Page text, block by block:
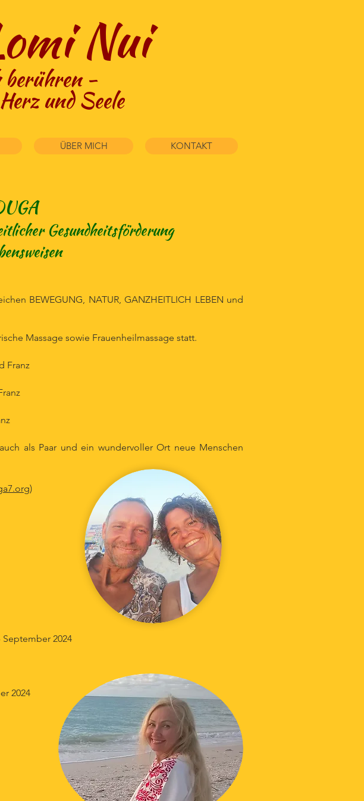
Nui
berühren -
und Seele
ÜBER MICH KONTAKT
Gesundheitsförderung
BEWEGUNG, NATUR, GANZHEITLICH LEBEN und
Massage sowie Frauenheilmassage statt.
Franz
als Paar und ein wundervoller Ort neue Menschen
September 2024
2024